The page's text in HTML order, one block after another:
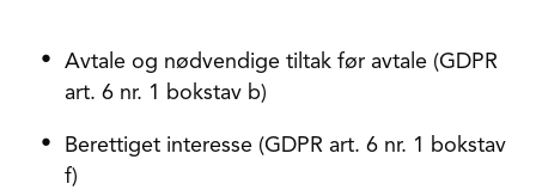
Avtale og nødvendige tiltak før avtale (GDPR
art. 6 nr. 1 bokstav b)
Berettiget interesse (GDPR art. 6 nr. 1 bokstav
f)